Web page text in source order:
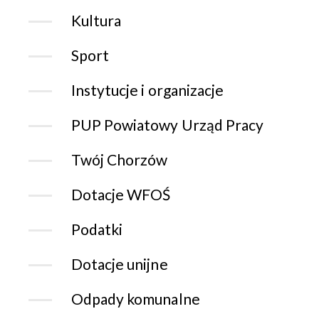
Kultura
Sport
Instytucje i organizacje
PUP Powiatowy Urząd Pracy
Twój Chorzów
Dotacje WFOŚ
Podatki
Dotacje unijne
Odpady komunalne